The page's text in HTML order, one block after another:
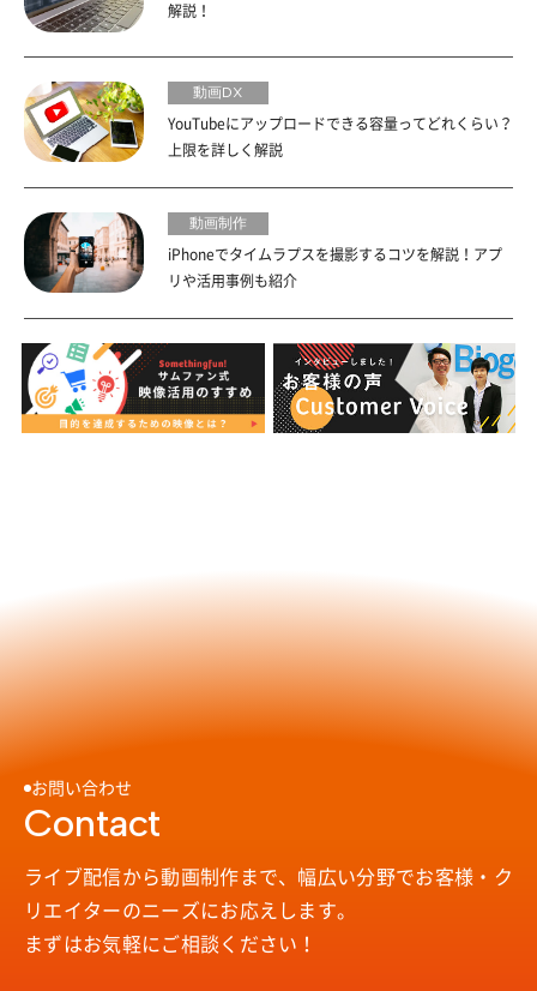
解説！
動画DX
YouTubeにアップロードできる容量ってどれくらい？
上限を詳しく解説
動画制作
iPhoneでタイムラプスを撮影するコツを解説！アプ
リや活用事例も紹介
お問い合わせ
Contact
ライブ配信から動画制作まで、幅広い分野でお客様・ク
リエイターのニーズにお応えします。
まずはお気軽にご相談ください！